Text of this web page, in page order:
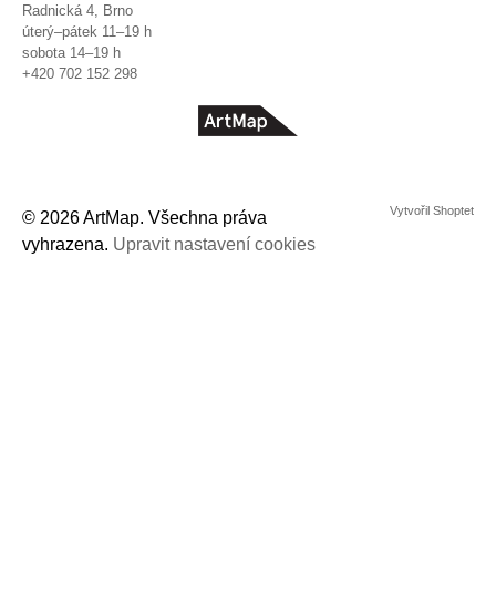
Radnická 4, Brno
úterý–pátek 11–19 h
sobota 14–19 h
+420 702 152 298
© 2026 ArtMap. Všechna práva
vyhrazena. Upravit nastavení cookies